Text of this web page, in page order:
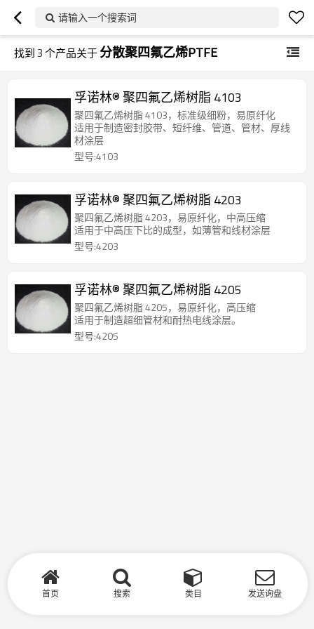
请输入一个搜索词
找到3个产品关于分散聚四氟乙烯PTFE
孚诺林® 聚四氟乙烯树脂 4103
聚四氟乙烯树脂 4103，标准级细粉，易原纤化
适用于制造密封胶带、短纤维、管道、管材、厚线
材涂层
型号:4103
孚诺林® 聚四氟乙烯树脂 4203
聚四氟乙烯树脂 4203，易原纤化，中高压缩
适用于中高压下比的成型，如薄管和线材涂层
型号:4203
孚诺林® 聚四氟乙烯树脂 4205
聚四氟乙烯树脂 4205，易原纤化，高压缩
适用于制造超细管材和耐热电线涂层。
型号:4205
首页 搜索 类目 发送询盘